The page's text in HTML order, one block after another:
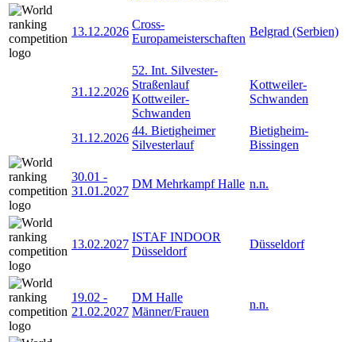
13.12.2026
Cross-
Europameisterschaften
Belgrad (Serbien)
31.12.2026
52. Int. Silvester-
Straßenlauf
Kottweiler-
Schwanden
Kottweiler-
Schwanden
31.12.2026
44. Bietigheimer
Silvesterlauf
Bietigheim-
Bissingen
30.01 -
31.01.2027
DM Mehrkampf Halle n.n.
13.02.2027
ISTAF INDOOR
Düsseldorf
Düsseldorf
19.02 -
21.02.2027
DM Halle
Männer/Frauen
n.n.